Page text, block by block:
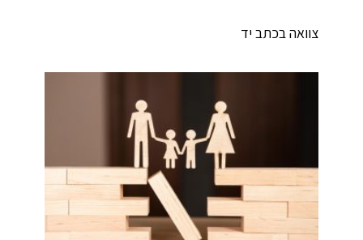
בכתב יד